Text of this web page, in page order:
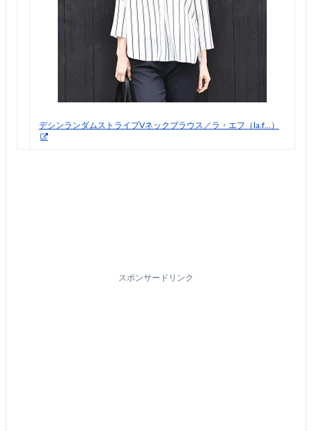
デシンランダムストライプVネックブラウス／ラ・エフ（la.f…）
スポンサードリンク